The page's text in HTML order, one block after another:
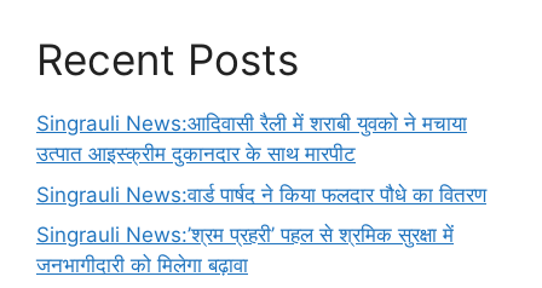
Recent Posts
Singrauli News:आदिवासी रैली में शराबी युवको ने मचाया
उत्पात आइस्क्रीम दुकानदार के साथ मारपीट
Singrauli News:वार्ड पार्षद ने किया फलदार पौधे का वितरण
Singrauli News:’श्रम प्रहरी’ पहल से श्रमिक सुरक्षा में
जनभागीदारी को मिलेगा बढ़ावा